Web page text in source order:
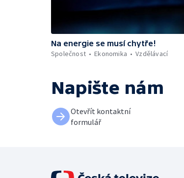
Na energie se musí chytře!
Společnost
Ekonomika Vzdělávací
Napište nám
Otevřít kontaktní
formulář